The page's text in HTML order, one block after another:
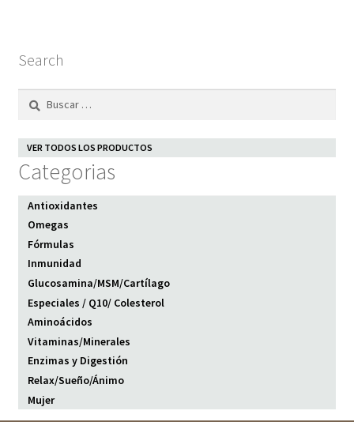
Search
Buscar:
VER TODOS LOS PRODUCTOS
Categorias
Antioxidantes
Omegas
Fórmulas
Inmunidad
Glucosamina/MSM/Cartílago
Especiales / Q10/ Colesterol
Aminoácidos
Vitaminas/Minerales
Enzimas y Digestión
Relax/Sueño/Ánimo
Mujer